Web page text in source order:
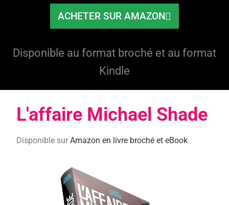
ACHETER SUR AMAZON
Disponible au format broché et au format
Kindle
L'affaire Michael Shade​
Disponible surAmazon en livre broché et eBook